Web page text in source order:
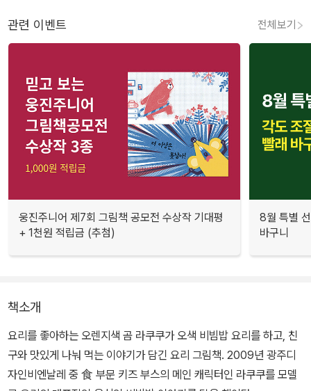
관련 이벤트 전체보기
웅진주니어 제7회 그림책 공모전 수상작 기대평
+ 1천원 적립금 (추첨)
8월 특별
바구니
책소개
요리를 좋아하는 오렌지색 곰 라쿠쿠가 오색 비빔밥 요리를 하고, 친
구와 맛있게 나눠 먹는 이야기가 담긴 요리 그림책. 2009년 광주디
자인비엔날레 중 食 부문 키즈 부스의 메인 캐릭터인 라쿠쿠를 모델